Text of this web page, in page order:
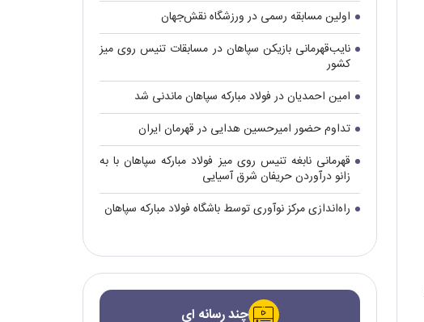
اولین مسابقه رسمی در ورزشگاه نقش‌جهان
نایب‌قهرمانی بازیکن سپاهان در مسابقات تنیس روی میز
کشور
امین احمدیان در فولاد مبارکه سپاهان ماندنی شد
تداوم حضور امیرحسین هدایی در قهرمان ایران
قهرمانی نابغه تنیس روی میز فولاد مبارکه سپاهان با به
زانو درآوردن حریفان شرق آسیایی
راه‌اندازی مرکز نوآوری توسط باشگاه فولاد مبارکه سپاهان
چند رسانه ای